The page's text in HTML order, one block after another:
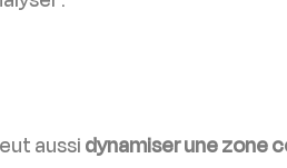
aussidynamiser une zone